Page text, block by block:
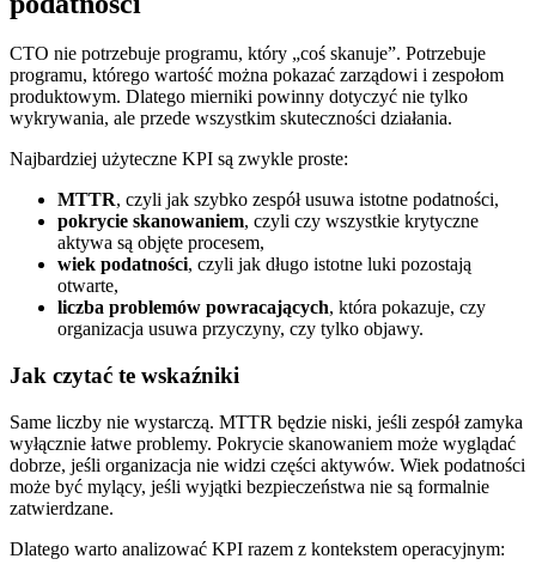
CTO nie potrzebuje programu, który „coś skanuje”. Potrzebuje
programu, którego wartość można pokazać zarządowi i zespołom
produktowym. Dlatego mierniki powinny dotyczyć nie tylko
wykrywania, ale przede wszystkim skuteczności działania.
Najbardziej użyteczne KPI są zwykle proste:
MTTR, czyli jak szybko zespół usuwa istotne podatności,
pokrycie skanowaniem, czyli czy wszystkie krytyczne
aktywa są objęte procesem,
wiek podatności, czyli jak długo istotne luki pozostają
otwarte,
liczba problemów powracających, która pokazuje, czy
organizacja usuwa przyczyny, czy tylko objawy.
Jak czytać te wskaźniki
Same liczby nie wystarczą. MTTR będzie niski, jeśli zespół zamyka
wyłącznie łatwe problemy. Pokrycie skanowaniem może wyglądać
dobrze, jeśli organizacja nie widzi części aktywów. Wiek podatności
może być mylący, jeśli wyjątki bezpieczeństwa nie są formalnie
zatwierdzane.
Dlatego warto analizować KPI razem z kontekstem operacyjnym: